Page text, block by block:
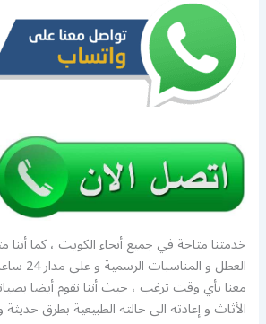
خدمتنا متاحة في جميع أنحاء الكويت ، كما أننا
العطل و
معنا بأي وقت ترغب ، حيث أننا نقوم أيضا
الأثاث و إعادته الى حالته الطبيعية بطرق